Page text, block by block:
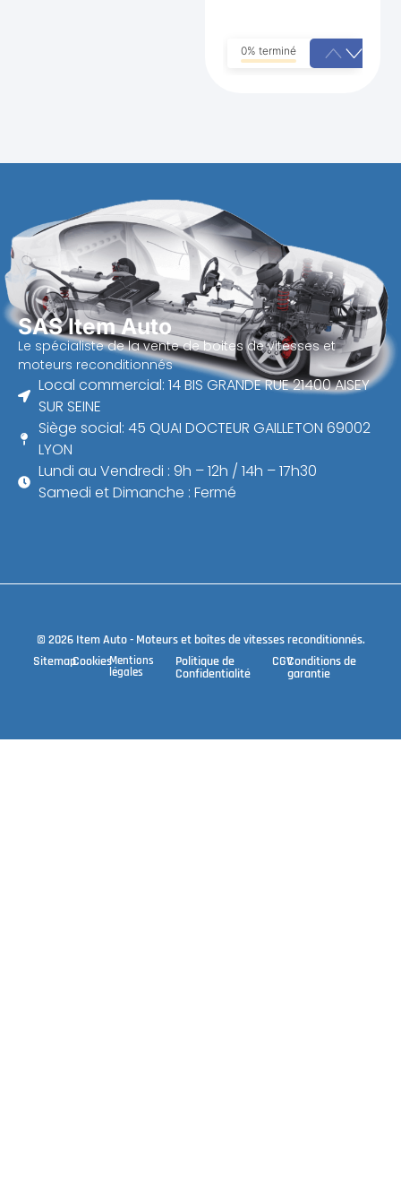
0% terminé
SAS Item Auto
Le spécialiste de la vente de boites de vitesses et
moteurs reconditionnés
Local commercial: 14 BIS GRANDE RUE 21400 AISEY
SUR SEINE
Siège social: 45 QUAI DOCTEUR GAILLETON 69002
LYON
Lundi au Vendredi : 9h – 12h / 14h – 17h30
Samedi et Dimanche : Fermé
© 2026 Item Auto - Moteurs et boîtes de vitesses reconditionnés.
SitemapCookiesMentions
légales
Politique de
Confidentialité
CGVConditions de
garantie